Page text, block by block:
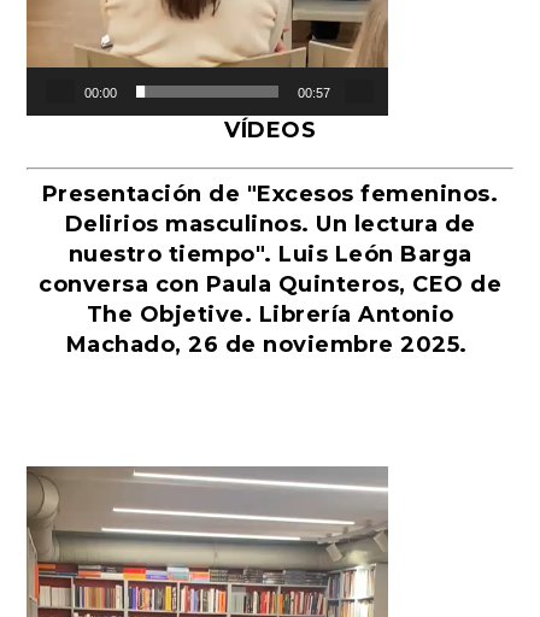
00:00 00:57
VÍDEOS
Presentación de "Excesos femeninos.
Delirios masculinos. Un lectura de
nuestro tiempo". Luis León Barga
conversa con Paula Quinteros, CEO de
The Objetive. Librería Antonio
Machado, 26 de noviembre 2025.
Reproductor
de
vídeo